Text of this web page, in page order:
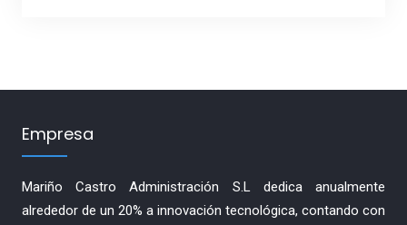
Empresa
Mariño Castro Administración S.L dedica anualmente
alrededor de un 20% a innovación tecnológica, contando con